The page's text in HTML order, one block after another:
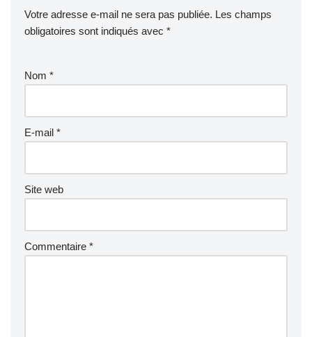
Votre adresse e-mail ne sera pas publiée. Les champs
obligatoires sont indiqués avec *
Nom *
E-mail *
Site web
Commentaire *